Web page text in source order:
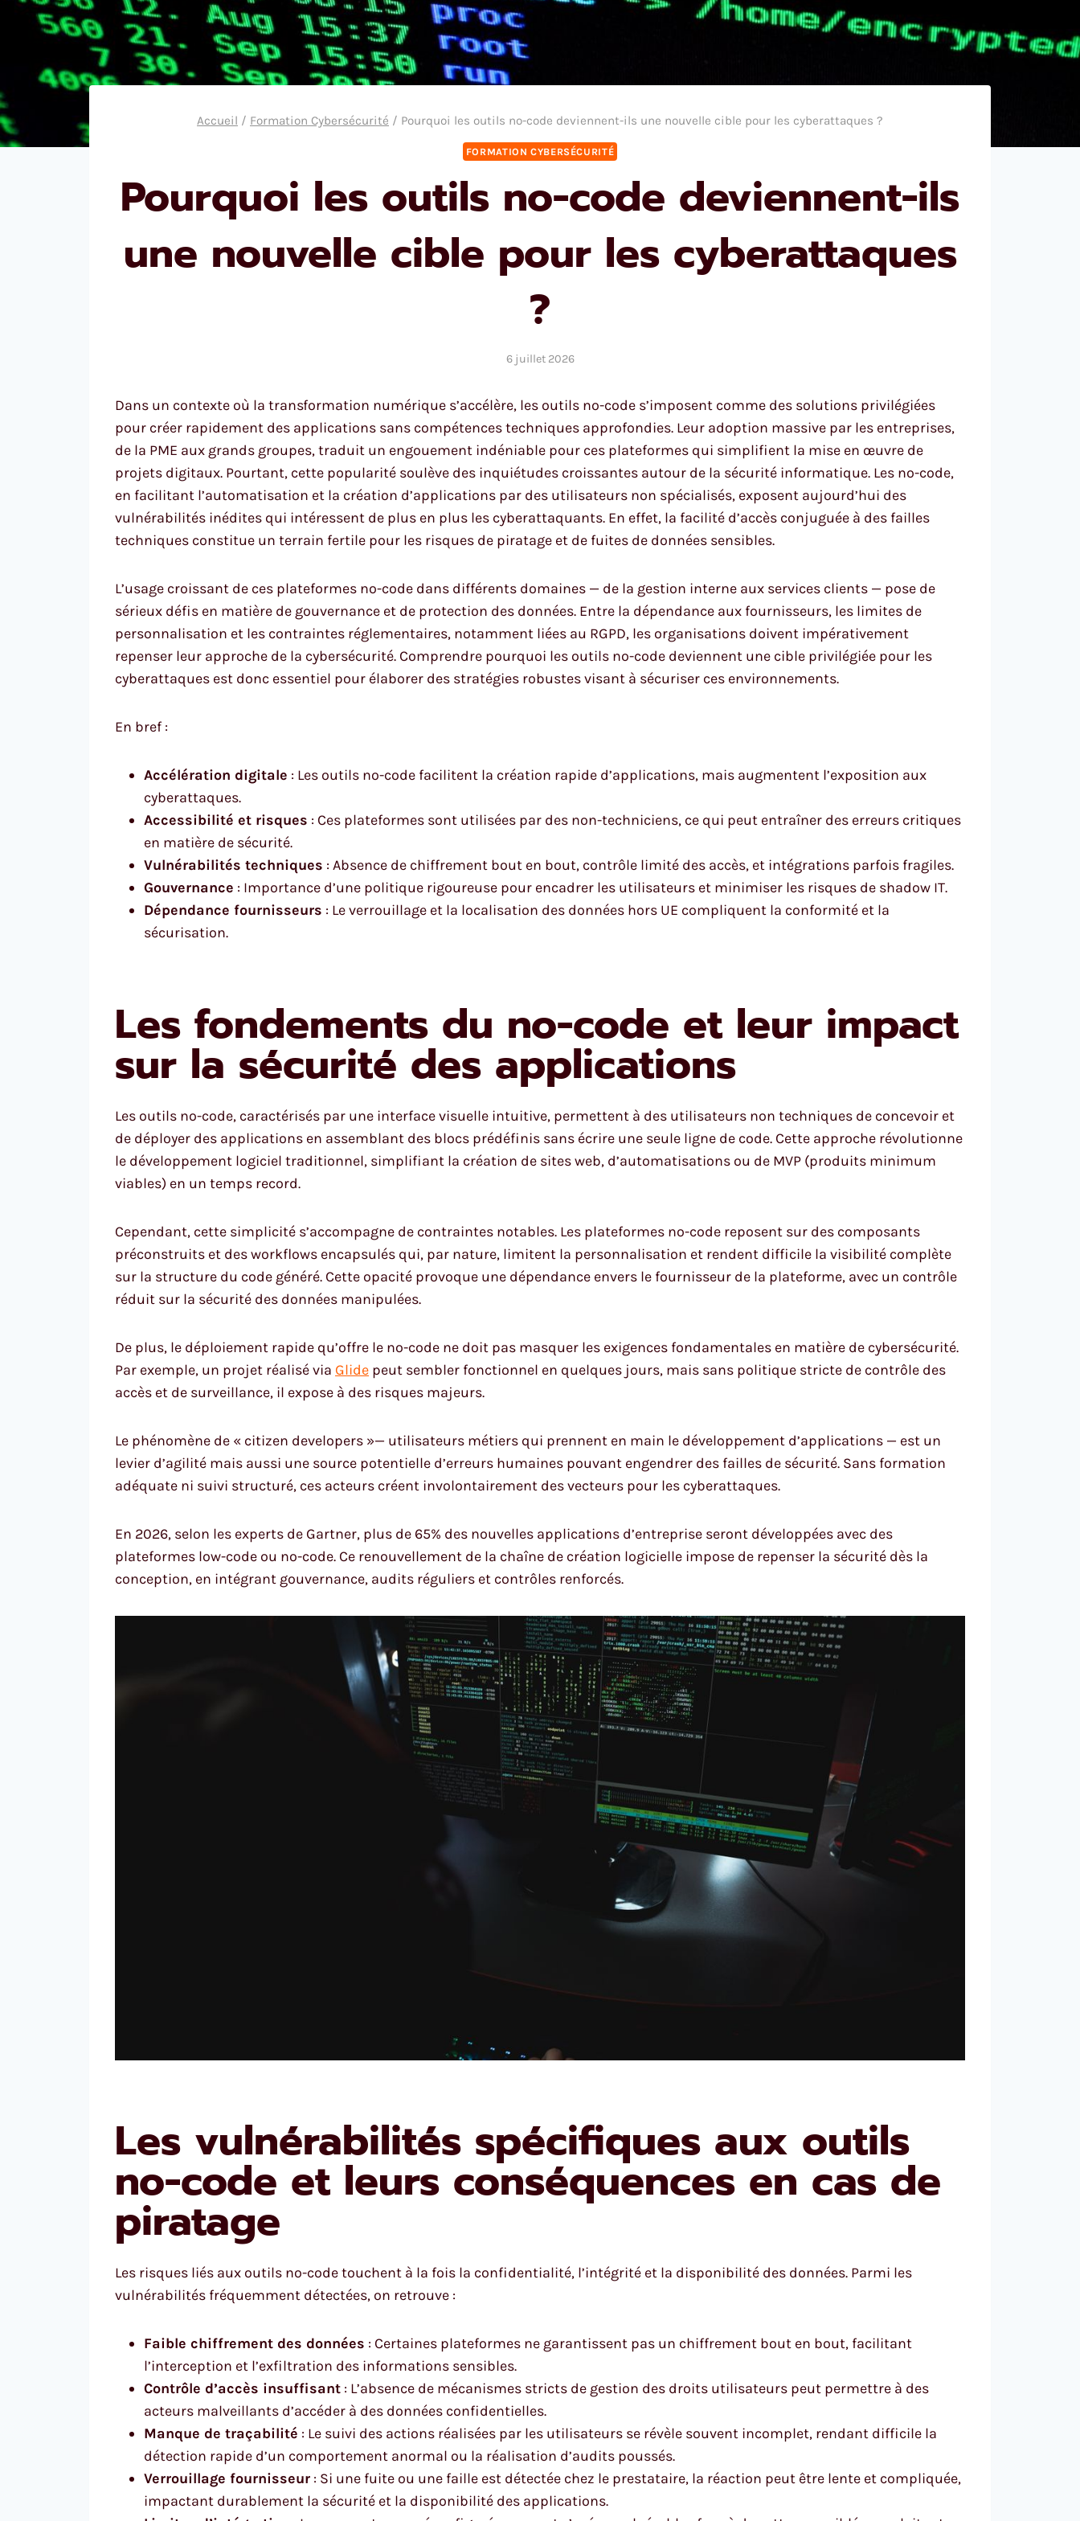
Accueil / Formation Cybersécurité / Pourquoi les outils no-code deviennent-ils une nouvelle cible pour les cyberattaques ?
FORMATION CYBERSÉCURITÉ
Pourquoi les outils no-code deviennent-ils
une nouvelle cible pour les cyberattaques
?
6 juillet 2026
Dans un contexte où la transformation numérique s’accélère, les outils no-code s’imposent comme des solutions privilégiées
pour créer rapidement des applications sans compétences techniques approfondies. Leur adoption massive par les entreprises,
de la PME aux grands groupes, traduit un engouement indéniable pour ces plateformes qui simplifient la mise en œuvre de
projets digitaux. Pourtant, cette popularité soulève des inquiétudes croissantes autour de la sécurité informatique. Les no-code,
en facilitant l’automatisation et la création d’applications par des utilisateurs non spécialisés, exposent aujourd’hui des
vulnérabilités inédites qui intéressent de plus en plus les cyberattaquants. En effet, la facilité d’accès conjuguée à des failles
techniques constitue un terrain fertile pour les risques de piratage et de fuites de données sensibles.
L’usage croissant de ces plateformes no-code dans différents domaines — de la gestion interne aux services clients — pose de
sérieux défis en matière de gouvernance et de protection des données. Entre la dépendance aux fournisseurs, les limites de
personnalisation et les contraintes réglementaires, notamment liées au RGPD, les organisations doivent impérativement
repenser leur approche de la cybersécurité. Comprendre pourquoi les outils no-code deviennent une cible privilégiée pour les
cyberattaques est donc essentiel pour élaborer des stratégies robustes visant à sécuriser ces environnements.
En bref :
Accélération digitale : Les outils no-code facilitent la création rapide d’applications, mais augmentent l’exposition aux
cyberattaques.
Accessibilité et risques : Ces plateformes sont utilisées par des non-techniciens, ce qui peut entraîner des erreurs critiques
en matière de sécurité.
Vulnérabilités techniques : Absence de chiffrement bout en bout, contrôle limité des accès, et intégrations parfois fragiles.
Gouvernance : Importance d’une politique rigoureuse pour encadrer les utilisateurs et minimiser les risques de shadow IT.
Dépendance fournisseurs : Le verrouillage et la localisation des données hors UE compliquent la conformité et la
sécurisation.
Les fondements du no-code et leur impact
sur la sécurité des applications
Les outils no-code, caractérisés par une interface visuelle intuitive, permettent à des utilisateurs non techniques de concevoir et
de déployer des applications en assemblant des blocs prédéfinis sans écrire une seule ligne de code. Cette approche révolutionne
le développement logiciel traditionnel, simplifiant la création de sites web, d’automatisations ou de MVP (produits minimum
viables) en un temps record.
Cependant, cette simplicité s’accompagne de contraintes notables. Les plateformes no-code reposent sur des composants
préconstruits et des workflows encapsulés qui, par nature, limitent la personnalisation et rendent difficile la visibilité complète
sur la structure du code généré. Cette opacité provoque une dépendance envers le fournisseur de la plateforme, avec un contrôle
réduit sur la sécurité des données manipulées.
De plus, le déploiement rapide qu’offre le no-code ne doit pas masquer les exigences fondamentales en matière de cybersécurité.
Par exemple, un projet réalisé via Glide peut sembler fonctionnel en quelques jours, mais sans politique stricte de contrôle des
accès et de surveillance, il expose à des risques majeurs.
Le phénomène de « citizen developers »— utilisateurs métiers qui prennent en main le développement d’applications — est un
levier d’agilité mais aussi une source potentielle d’erreurs humaines pouvant engendrer des failles de sécurité. Sans formation
adéquate ni suivi structuré, ces acteurs créent involontairement des vecteurs pour les cyberattaques.
En 2026, selon les experts de Gartner, plus de 65% des nouvelles applications d’entreprise seront développées avec des
plateformes low-code ou no-code. Ce renouvellement de la chaîne de création logicielle impose de repenser la sécurité dès la
conception, en intégrant gouvernance, audits réguliers et contrôles renforcés.
Les vulnérabilités spécifiques aux outils
no-code et leurs conséquences en cas de
piratage
Les risques liés aux outils no-code touchent à la fois la confidentialité, l’intégrité et la disponibilité des données. Parmi les
vulnérabilités fréquemment détectées, on retrouve :
Faible chiffrement des données : Certaines plateformes ne garantissent pas un chiffrement bout en bout, facilitant
l’interception et l’exfiltration des informations sensibles.
Contrôle d’accès insuffisant : L’absence de mécanismes stricts de gestion des droits utilisateurs peut permettre à des
acteurs malveillants d’accéder à des données confidentielles.
Manque de traçabilité : Le suivi des actions réalisées par les utilisateurs se révèle souvent incomplet, rendant difficile la
détection rapide d’un comportement anormal ou la réalisation d’audits poussés.
Verrouillage fournisseur : Si une fuite ou une faille est détectée chez le prestataire, la réaction peut être lente et compliquée,
impactant durablement la sécurité et la disponibilité des applications.